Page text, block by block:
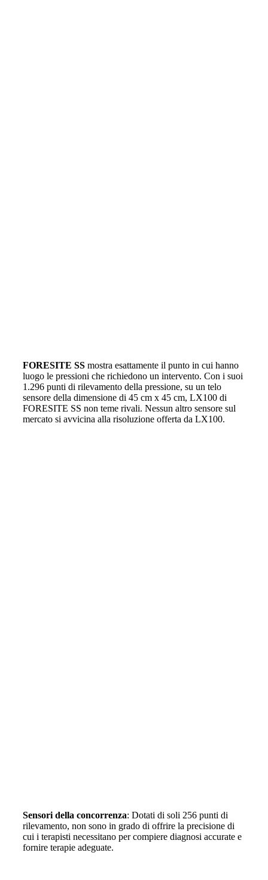
FORESITE SS mostra esattamente il punto in cui hanno
luogo le pressioni che richiedono un intervento. Con i suoi
1.296 punti di rilevamento della pressione, su un telo
sensore della dimensione di 45 cm x 45 cm, LX100 di
FORESITE SS non teme rivali. Nessun altro sensore sul
mercato si avvicina alla risoluzione offerta da LX100.
Sensori della concorrenza: Dotati di soli 256 punti di
rilevamento, non sono in grado di offrire la precisione di
cui i terapisti necessitano per compiere diagnosi accurate e
fornire terapie adeguate.